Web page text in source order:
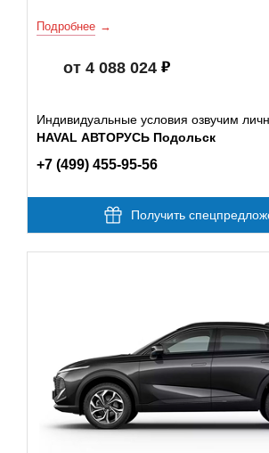
Подробнее
от 4 088 024
Индивидуальные условия озвучим
HAVAL АВТОРУСЬ Подольск
+7 (499) 455-95-56
Получить